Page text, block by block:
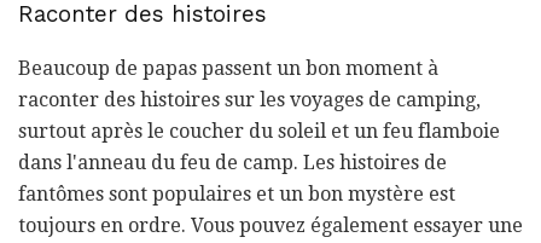
Raconter des histoires
Beaucoup de papas passent un bon moment à
raconter des histoires sur les voyages de camping,
surtout après le coucher du soleil et un feu flamboie
dans l'anneau du feu de camp. Les histoires de
fantômes sont populaires et un bon mystère est
toujours en ordre. Vous pouvez également essayer une